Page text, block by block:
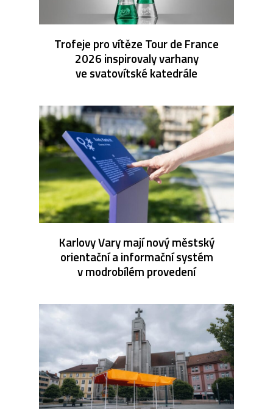
Trofeje pro vítěze Tour de France
2026 inspirovaly varhany
ve svatovítské katedrále
Karlovy Vary mají nový městský
orientační a informační systém
v modrobílém provedení